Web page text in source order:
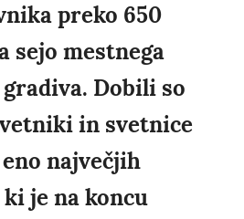
preko 650
sejo mestnega
Dobili so
in svetnice
največjih
je na koncu